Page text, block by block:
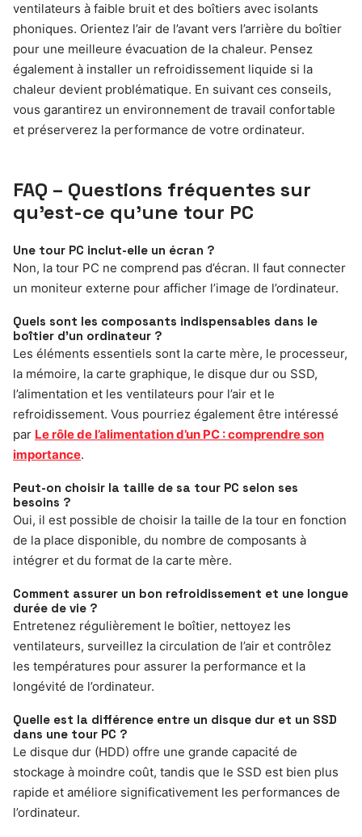
ventilateurs à faible bruit et des boîtiers avec isolants
phoniques. Orientez l’air de l’avant vers l’arrière du boîtier
pour une meilleure évacuation de la chaleur. Pensez
également à installer un refroidissement liquide si la
chaleur devient problématique. En suivant ces conseils,
vous garantirez un environnement de travail confortable
et préserverez la performance de votre ordinateur.
FAQ – Questions fréquentes sur
qu’est-ce qu’une tour PC
Une tour PC inclut-elle un écran ?
Non, la tour PC ne comprend pas d’écran. Il faut connecter
un moniteur externe pour afficher l’image de l’ordinateur.
Quels sont les composants indispensables dans le
boîtier d’un ordinateur ?
Les éléments essentiels sont la carte mère, le processeur,
la mémoire, la carte graphique, le disque dur ou SSD,
l’alimentation et les ventilateurs pour l’air et le
refroidissement. Vous pourriez également être intéressé
par Le rôle de l’alimentation d’un PC : comprendre son
importance.
Peut-on choisir la taille de sa tour PC selon ses
besoins ?
Oui, il est possible de choisir la taille de la tour en fonction
de la place disponible, du nombre de composants à
intégrer et du format de la carte mère.
Comment assurer un bon refroidissement et une longue
durée de vie ?
Entretenez régulièrement le boîtier, nettoyez les
ventilateurs, surveillez la circulation de l’air et contrôlez
les températures pour assurer la performance et la
longévité de l’ordinateur.
Quelle est la différence entre un disque dur et un SSD
dans une tour PC ?
Le disque dur (HDD) offre une grande capacité de
stockage à moindre coût, tandis que le SSD est bien plus
rapide et améliore significativement les performances de
l’ordinateur.